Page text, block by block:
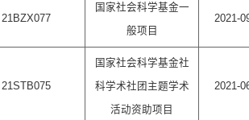
21BZX077
国家社会科学基金一
般项目
2021-
21STB075
国家社会科学基金社
科学术社团主题学术
活动资助项目
2021-